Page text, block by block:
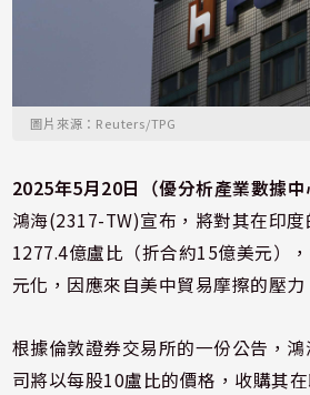
圖片來源：Reuters/TPG
2025年5月20日（優分析產業數據
鴻海(2317-TW)宣布，將對其在印
1277.4億盧比（折合約15億美元）
元化，因應來自美中貿易摩擦的壓力
根據倫敦證券交易所的一份公告，
司將以每股10盧比的價格，收購其